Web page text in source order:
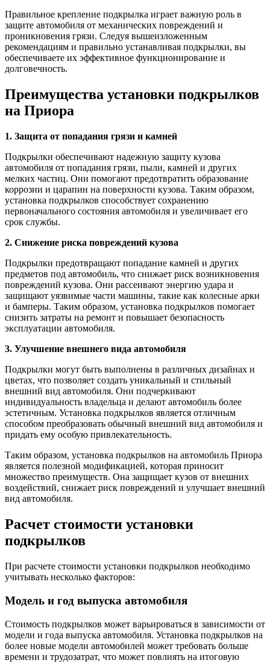
Правильное крепление подкрылка играет важную роль в
защите автомобиля от механических повреждений и
проникновения грязи. Следуя вышеизложенным
рекомендациям и правильно устанавливая подкрылки, вы
обеспечиваете их эффективное функционирование и
долговечность.
Преимущества установки подкрылков
на Приора
1. Защита от попадания грязи и камней
Подкрылки обеспечивают надежную защиту кузова
автомобиля от попадания грязи, пыли, камней и других
мелких частиц. Они помогают предотвратить образование
коррозии и царапин на поверхности кузова. Таким образом,
установка подкрылков способствует сохранению
первоначального состояния автомобиля и увеличивает его
срок службы.
2. Снижение риска повреждений кузова
Подкрылки предотвращают попадание камней и других
предметов под автомобиль, что снижает риск возникновения
повреждений кузова. Они рассеивают энергию удара и
защищают уязвимые части машины, такие как колесные арки
и бамперы. Таким образом, установка подкрылков помогает
снизить затраты на ремонт и повышает безопасность
эксплуатации автомобиля.
3. Улучшение внешнего вида автомобиля
Подкрылки могут быть выполнены в различных дизайнах и
цветах, что позволяет создать уникальный и стильный
внешний вид автомобиля. Они подчеркивают
индивидуальность владельца и делают автомобиль более
эстетичным. Установка подкрылков является отличным
способом преобразовать обычный внешний вид автомобиля и
придать ему особую привлекательность.
Таким образом, установка подкрылков на автомобиль Приора
является полезной модификацией, которая приносит
множество преимуществ. Она защищает кузов от внешних
воздействий, снижает риск повреждений и улучшает внешний
вид автомобиля.
Расчет стоимости установки
подкрылков
При расчете стоимости установки подкрылков необходимо
учитывать несколько факторов:
Модель и год выпуска автомобиля
Стоимость подкрылков может варьироваться в зависимости от
модели и года выпуска автомобиля. Установка подкрылков на
более новые модели автомобилей может требовать больше
времени и трудозатрат, что может повлиять на итоговую